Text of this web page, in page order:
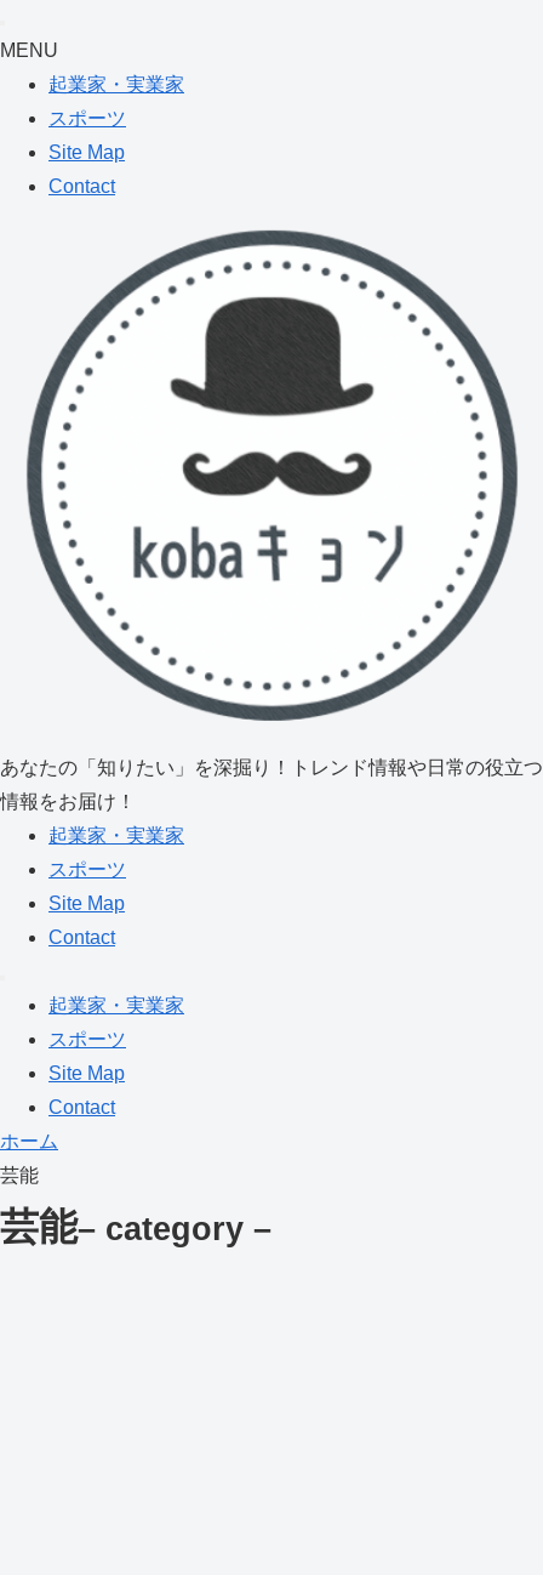
MENU
起業家・実業家
スポーツ
Site Map
Contact
あなたの「知りたい」を深掘り！トレンド情報や日常の役立つ
情報をお届け！
起業家・実業家
スポーツ
Site Map
Contact
起業家・実業家
スポーツ
Site Map
Contact
ホーム
芸能
芸能– category –